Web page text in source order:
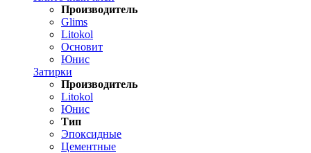
Производитель
Glims
Litokol
Основит
Юнис
Затирки
Производитель
Litokol
Юнис
Тип
Эпоксидные
Цементные